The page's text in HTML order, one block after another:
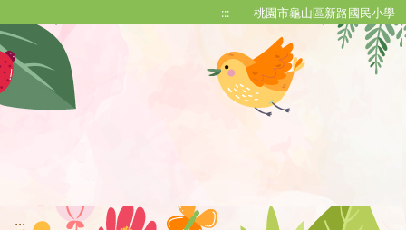
::: 桃園市龜山區新路國民小學